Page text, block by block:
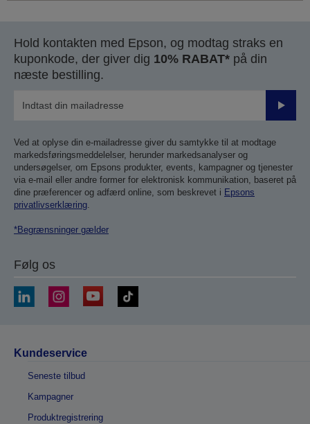
Hold kontakten med Epson, og modtag straks en
kuponkode, der giver dig 10% RABAT* på din
næste bestilling.
Send
Ved at oplyse din e-mailadresse giver du samtykke til at modtage
markedsføringsmeddelelser, herunder markedsanalyser og
undersøgelser, om Epsons produkter, events, kampagner og tjenester
via e-mail eller andre former for elektronisk kommunikation, baseret på
dine præferencer og adfærd online, som beskrevet i Epsons
privatlivserklæring.
*Begrænsninger gælder
Følg os
Kundeservice
Seneste tilbud
Kampagner
Produktregistrering